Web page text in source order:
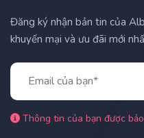
Đăng ký nhận bản tin của
khuyến mại và ưu đãi mới
Thông tin của bạn được